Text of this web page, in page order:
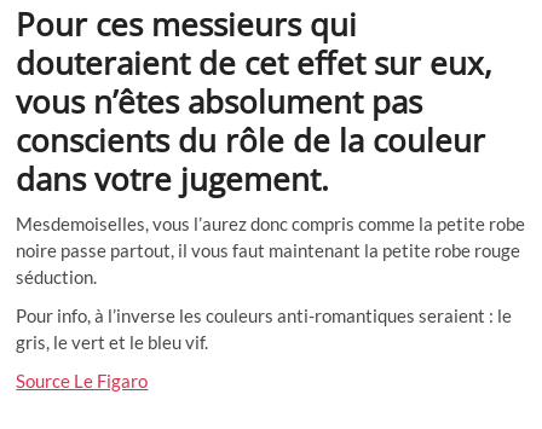
Pour ces messieurs qui
douteraient de cet effet sur eux,
vous n’êtes absolument pas
conscients du rôle de la couleur
dans votre jugement.
Mesdemoiselles, vous l’aurez donc compris comme la petite robe
noire passe partout, il vous faut maintenant la petite robe rouge
séduction.
Pour info, à l’inverse les couleurs anti-romantiques seraient : le
gris, le vert et le bleu vif.
Source Le Figaro